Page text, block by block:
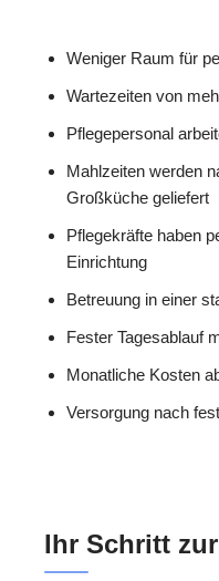
Weniger Raum für
Wartezeiten von
Pflegepersonal
Mahlzeiten werden
Großküche geliefert
Pflegekräfte haben
Einrichtung
Betreuung in einer
Fester Tagesablauf
Monatliche Kosten
Versorgung nach
Ihr Schritt